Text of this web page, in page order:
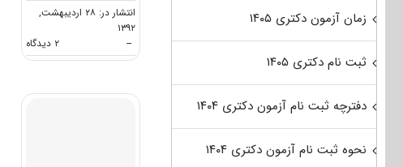
انتشار در: ۲۸ اردیبهشت,
۱۳۹۲
--
۲ دیدگاه
منابع
مهندسی
زمان آزمون دکتری ۱۴۰۵
ثبت نام دکتری ۱۴۰۵
دفترچه ثبت نام آزمون دکتری ۱۴۰۴
نحوه ثبت نام آزمون دکتری ۱۴۰۴